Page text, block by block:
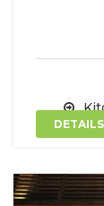
DETAILS